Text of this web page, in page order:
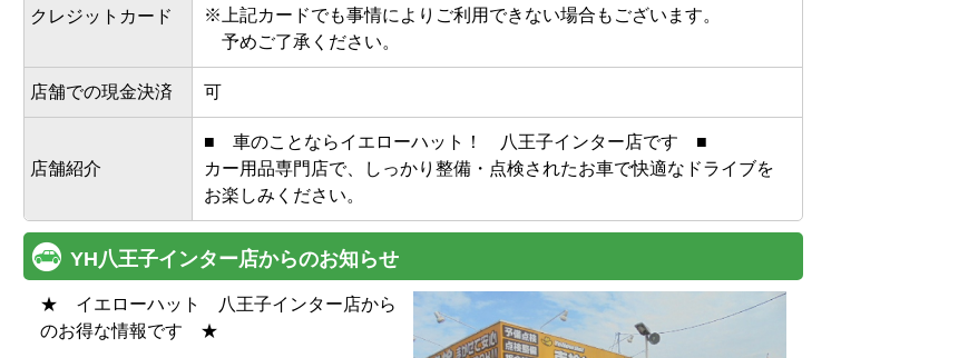
クレジットカード
※ 上記カードでも事情によりご利用できない場合もございます。
予めご了承ください。
店舗での現金決済 可
店舗紹介
■　車のことならイエローハット！　八王子インター店です　■
カー用品専門店で、しっかり整備・点検されたお車で快適なドライブを
お楽しみください。
YH八王子インター店からのお知らせ
★　イエローハット　八王子インター店から
のお得な情報です　★